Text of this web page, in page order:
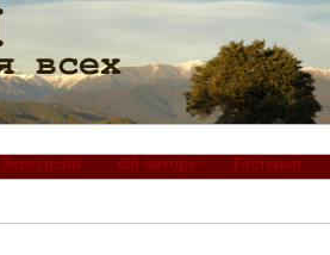
Экскурсии Об авторе Гостевая